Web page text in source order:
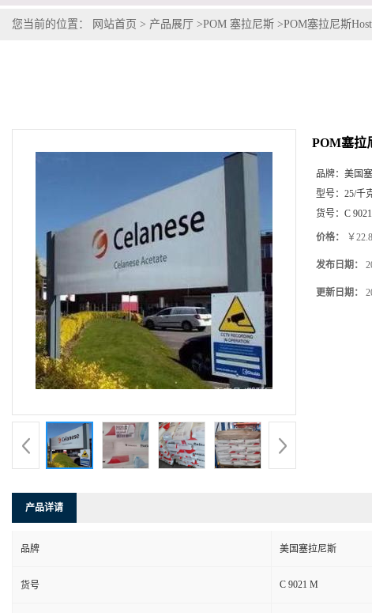
您当前的位置： 网站首页 > 产品展厅 >POM 塞拉尼斯 >POM塞拉尼斯
POM塞拉
品牌： 美国
型号： 25/千
货号： C
价格： ￥
发布日期：
更新日期：
产品详请
品牌 美国塞拉尼斯
货号 C 9021 M